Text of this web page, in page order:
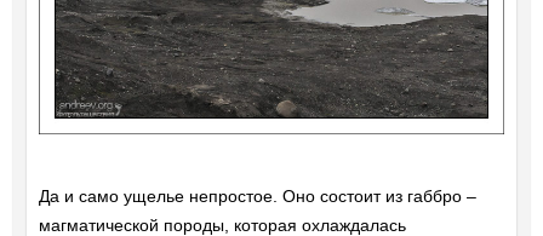
Да и само ущелье непростое. Оно состоит из габбро –
магматической породы, которая охлаждалась